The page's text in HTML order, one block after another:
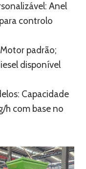
Anel
controlo
padrão;
disponível
Capacidade
com base no